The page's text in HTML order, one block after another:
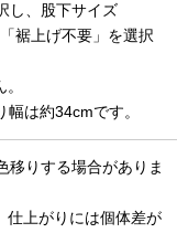
し、股下サイズ
裾上げ不要」を選択
は約34cmです。
りする場合がありま
上がりには個体差が